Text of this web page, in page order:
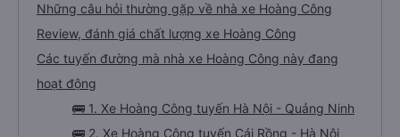
Những câu hỏi thường gặp về nhà xe Hoàng Công
Review, đánh giá chất lượng xe Hoàng Công
Các tuyến đường mà nhà xe Hoàng Công này đang
hoạt động
🚌 1. Xe Hoàng Công tuyến Hà Nội - Quảng Ninh
🚌 2. Xe Hoàng Công tuyến Cái Rồng - Hà Nội